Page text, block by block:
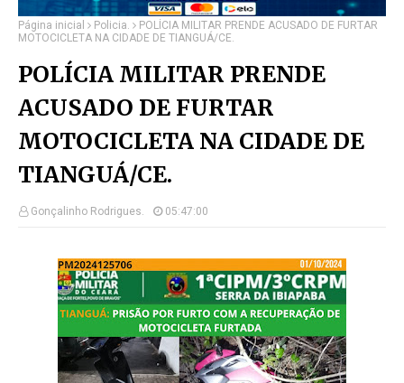
Página inicial Policia.
POLÍCIA MILITAR PRENDE ACUSADO DE FURTAR
MOTOCICLETA NA CIDADE DE TIANGUÁ/CE.
POLÍCIA MILITAR PRENDE
ACUSADO DE FURTAR
MOTOCICLETA NA CIDADE DE
TIANGUÁ/CE.
Gonçalinho Rodrigues. 05:47:00